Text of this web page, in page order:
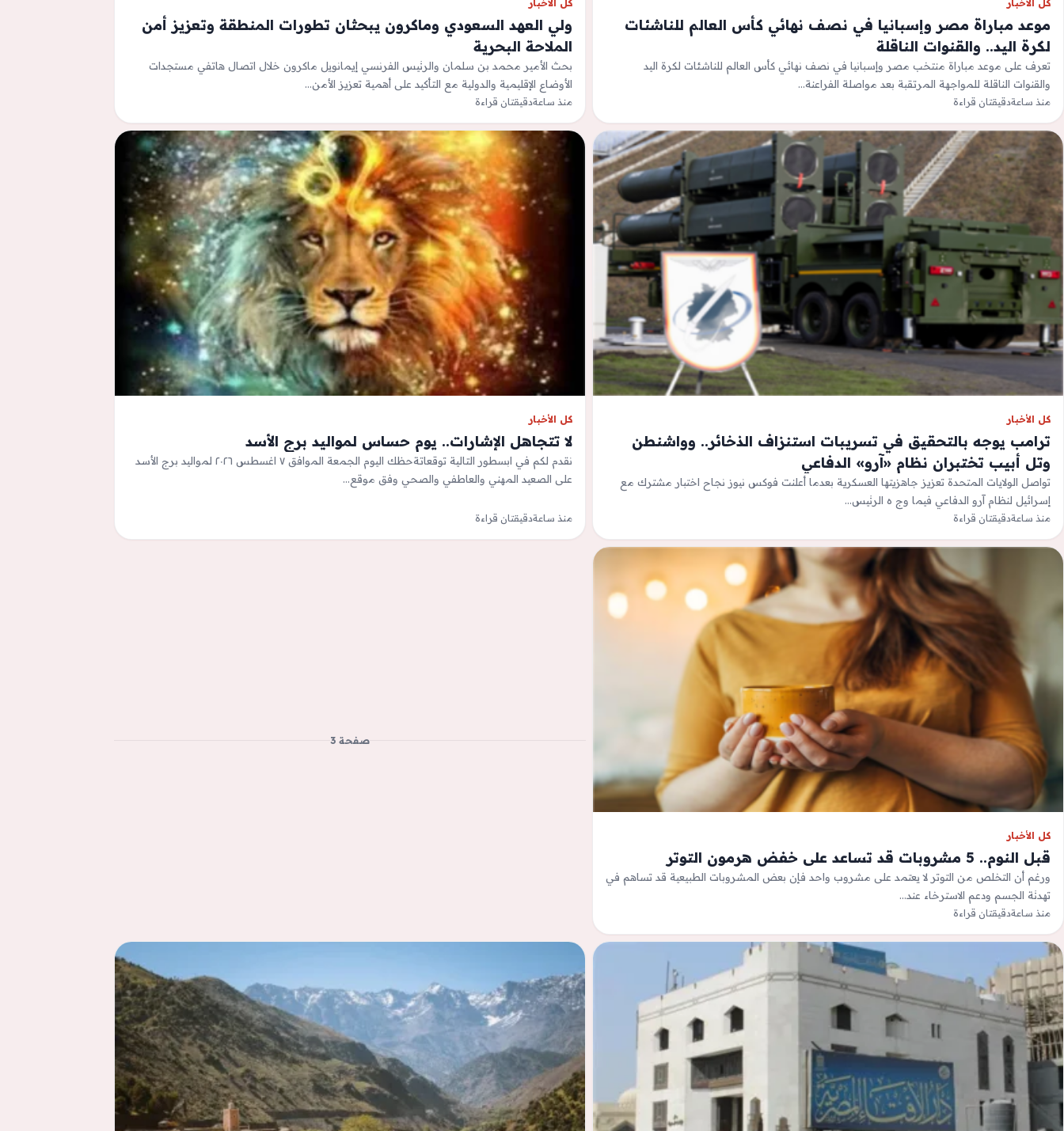
كل الأخبار
موعد مباراة مصر وإسبانيا في نصف نهائي كأس العالم للناشئات
لكرة اليد.. والقنوات الناقلة
تعرف على موعد مباراة منتخب مصر وإسبانيا في نصف نهائي كأس العالم للناشئات لكرة اليد
والقنوات الناقلة للمواجهة المرتقبة بعد مواصلة الفراعنة…
منذ ساعةدقيقتان قراءة
كل الأخبار
ولي العهد السعودي وماكرون يبحثان تطورات المنطقة وتعزيز أمن
الملاحة البحرية
بحث الأمير محمد بن سلمان والرئيس الفرنسي إيمانويل ماكرون خلال اتصال هاتفي مستجدات
الأوضاع الإقليمية والدولية مع التأكيد على أهمية تعزيز الأمن…
منذ ساعةدقيقتان قراءة
كل الأخبار
ترامب يوجه بالتحقيق في تسريبات استنزاف الذخائر.. وواشنطن
وتل أبيب تختبران نظام «آرو» الدفاعي
تواصل الولايات المتحدة تعزيز جاهزيتها العسكرية بعدما أعلنت فوكس نيوز نجاح اختبار مشترك مع
إسرائيل لنظام آرو الدفاعي فيما وج ه الرئيس…
منذ ساعةدقيقتان قراءة
كل الأخبار
لا تتجاهل الإشارات.. يوم حساس لمواليد برج الأسد
نقدم لكم في ابسطور التالية توقعاتةحظك اليوم الجمعة الموافق ٧ اغسطس ٢٠٢٦ لمواليد برج الأسد
على الصعيد المهني والعاطفي والصحي وفق موقع…
منذ ساعةدقيقتان قراءة
كل الأخبار
قبل النوم.. 5 مشروبات قد تساعد على خفض هرمون التوتر
ورغم أن التخلص من التوتر لا يعتمد على مشروب واحد فإن بعض المشروبات الطبيعية قد تساهم في
تهدئة الجسم ودعم الاسترخاء عند…
منذ ساعةدقيقتان قراءة
صفحة 3